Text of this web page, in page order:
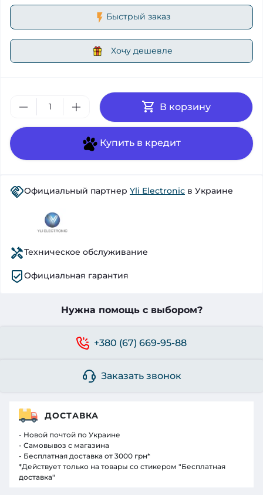
Быстрый заказ
Хочу дешевле
В корзину
Купить в кредит
Официальный партнер Yli Electronic в Украине
Техническое обслуживание
Официальная гарантия
Нужна помощь с выбором?
+380 (67) 669-95-88
Заказать звонок
ДОСТАВКА
- Новой почтой по Украине
- Самовывоз с магазина
- Бесплатная доставка от 3000 грн*
*Действует только на товары со стикером "Бесплатная
доставка"